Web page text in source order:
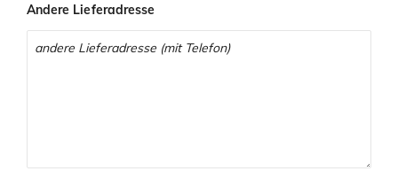
Andere Lieferadresse